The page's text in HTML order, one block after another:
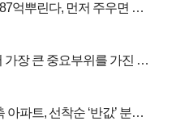
억뿌린다, 먼저 주우면 최
가장 큰 중요부위를 가진 남
아파트, 선착순 ‘반값’ 분양